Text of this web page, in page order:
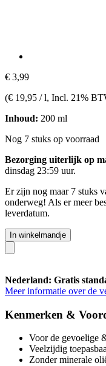
€ 3,99
(€ 19,95 / l, Incl. 21%
Inhoud: 200 ml
Nog 7 stuks op voorraad
Bezorging uiterlijk op
dinsdag 23:59 uur.
Er zijn nog maar 7 stuks
onderweg! Als er meer
leverdatum.
In winkelmandje
Nederland: Gratis
Meer informatie over de
Kenmerken &
Voor de gevoelige
Veelzijdig
Zonder minerale